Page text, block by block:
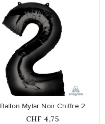
favorite_border
Ballon Mylar Noir Chiffre 2
Prix
CHF 4,75